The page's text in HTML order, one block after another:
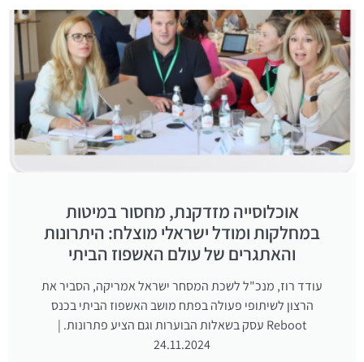
אוכלוסייה מזדקנת, מחסור במיטות
במחלקות ומודל ישראלי מוצלח: היתרונות
והאתגרים של עולם האשפוז הביתי
עודד רוז, מנכ"ל לשכת המסחר ישראל אמריקה, הסביר את
הרצון לשיתופי פעולה בפתח מושב האשפוז הביתי בכנס
Reboot עסק בשאלות הבוערות וגם הציע פתרונות. |
24.11.2024